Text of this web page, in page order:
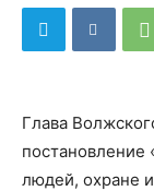
Глава
постановление
людей, охране